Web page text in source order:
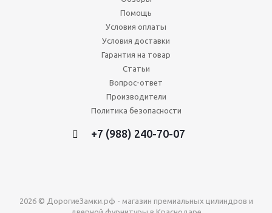
Помощь
Условия оплаты
Условия доставки
Гарантия на товар
Статьи
Вопрос-ответ
Производители
Политика безопасности
+7 (988) 240-70-07
2026 © ДорогиеЗамки.рф - магазин премиальных цилиндров и